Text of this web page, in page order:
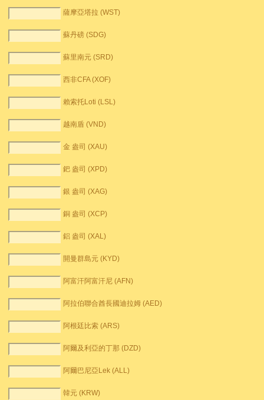
薩摩亞塔拉 (WST)
蘇丹磅 (SDG)
蘇里南元 (SRD)
西非CFA (XOF)
賴索托Loti (LSL)
越南盾 (VND)
金 盎司 (XAU)
鈀 盎司 (XPD)
銀 盎司 (XAG)
銅 盎司 (XCP)
鋁 盎司 (XAL)
開曼群島元 (KYD)
阿富汗阿富汗尼 (AFN)
阿拉伯聯合酋長國迪拉姆 (AED)
阿根廷比索 (ARS)
阿爾及利亞的丁那 (DZD)
阿爾巴尼亞Lek (ALL)
韓元 (KRW)